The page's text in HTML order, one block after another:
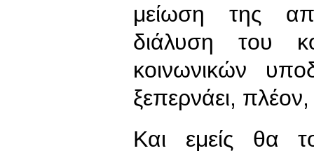
μείωση της
διάλυση του
κοινωνικών
ξεπερνάει,
Και εμείς θα